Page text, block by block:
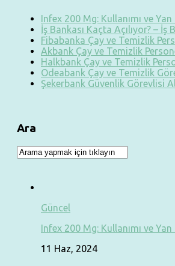
Infex 200 Mg: Kullanımı ve
İş Bankası Kaçta Açılıyor? – İş
Fibabanka Çay ve Temizlik
Akbank Çay ve Temizlik
Halkbank Çay ve Temizlik
Odeabank Çay ve Temizlik
Şekerbank Güvenlik Görevlisi
Ara
Güncel
Infex 200 Mg: Kullanımı ve
11 Haz, 2024